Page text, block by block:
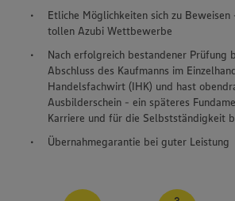
Wir setzen Cookies und andere
Etliche Möglichkeiten sich zu
tollen Azubi Wettbewerbe
Nach erfolgreich bestandener Prüfung
Abschluss des Kaufmanns im
Handelsfachwirt (IHK) und hast
Ausbilderschein - ein späteres
Karriere und für die Selbstständigkeit
Übernahmegarantie bei guter Leistung